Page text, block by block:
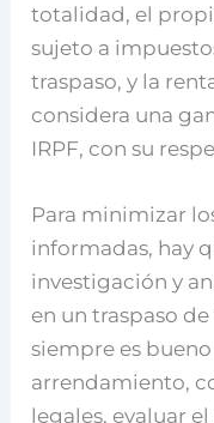
totalidad, el
sujeto a
traspaso, y la
considera una
IRPF, con su
Para minimizar
informadas, hay
investigación y
en un traspaso
siempre es
arrendamiento,
legales, evaluar